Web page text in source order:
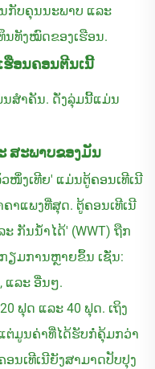
ກັບຄຸນນະພາບ ແລະ
ນທັງໝົດຂອງເຮືອນ.
ອນຄອນຕີນເນີ້
ນສຳຄັນ. ດັ່ງລຸ່ມນີ້ແມ່ນ
ສະພາບຂອງມັນ
ໜຶ່ງເທີຍ' ແມ່ນຕູ້ຄອນເທີເນີ
າແພງທີ່ສຸດ. ຕູ້ຄອນເທີເນີ
ກັນນ້ຳໄດ້' (WWT) ຖືກ
ຽມການຫຼາຍຂຶ້ນ ເຊັ່ນ:
ແລະ ອື່ນໆ.
ຟຸດ ແລະ 40 ຟຸດ. ເຖິງ
ຕ່ມູນຄ່າທີ່ໄດ້ຮັບກໍ່ຄຸ້ມກວ່າ
ນເທີເນີຍັງສາມາດປັບປຸງ